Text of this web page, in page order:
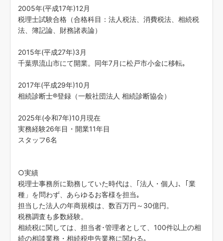
2005年(平成17年)12月
税理士試験合格（合格科目：法人税法、消費税法、相続税
法、簿記論、財務諸表論）
2015年(平成27年)3月
千葉県流山市にて開業。同年7月に松戸市小金に移転｡
2017年(平成29年)10月
相続診断士®登録（一般社団法人 相続診断協会）
2025年(令和7年)10月現在
実務経験26年目・開業11年目
スタッフ6名
○実績
税理士事務所に勤務していた時代は、｢法人・個人｣､「業
種」を問わず、あらゆるお客様を担当｡
担当した法人の年商規模は、数百万円～30億円。
税務調査も多数経験。
相続税に関しては、担当者･管理者として、100件以上の相
続の相談業務・相続税申告業務に関わる｡